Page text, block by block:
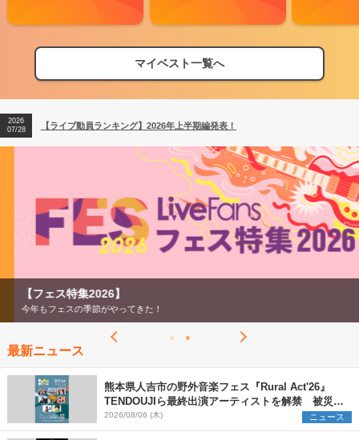
マイベスト一覧へ
【ライブ動員ランキング】2026年上半期編発表！
【フェス特集2026】フェス情報はここから！
2026
07/28
【ライブ動員ランキング】2026年上半期編発表！
【フェス特集2026】
今年もフェスの季節がやってきた！
最新ニュース
熊本県人吉市の野外音楽フェス『Rural Act'26』
TENDOUJIら最終出演アーティストを解禁 被災地
支援プロジェクトの始動も発表
2026/08/06 (木) ニュース